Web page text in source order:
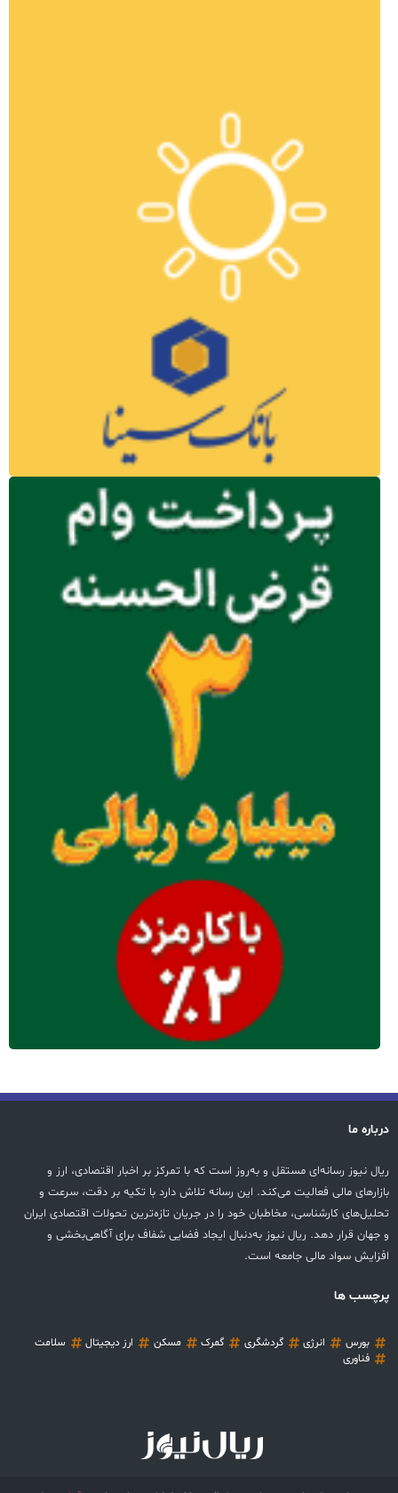
درباره ما
ریال نیوز رسانه‌ای مستقل و به‌روز است که با تمرکز بر اخبار اقتصادی، ارز و
بازارهای مالی فعالیت می‌کند. این رسانه تلاش دارد با تکیه بر دقت، سرعت و
تحلیل‌های کارشناسی، مخاطبان خود را در جریان تازه‌ترین تحولات اقتصادی ایران
و جهان قرار دهد. ریال نیوز به‌دنبال ایجاد فضایی شفاف برای آگاهی‌بخشی و
افزایش سواد مالی جامعه است.
پرچسب ها
بورس انرژی گردشگری گمرک مسکن ارز دیجیتال
سلامت
فناوری